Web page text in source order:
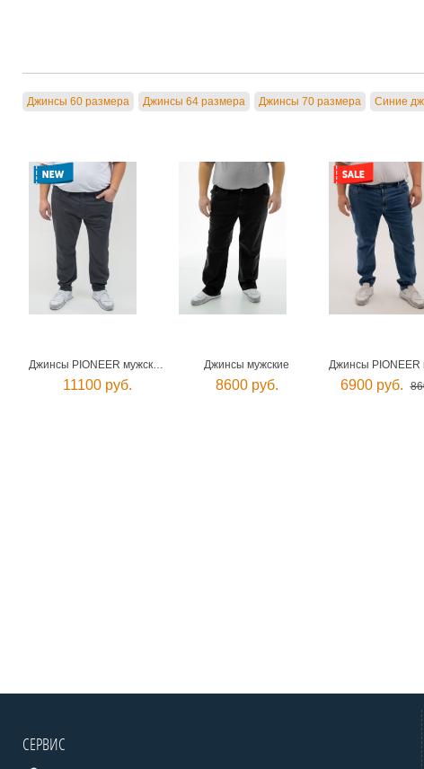
Джинсы 60 размера Джинсы 64 размера Джинсы 70 размера Синие
Джинсы PIONEER мужские
11100 руб.
Джинсы мужские
8600 руб. 6900 руб.
СЕРВИС